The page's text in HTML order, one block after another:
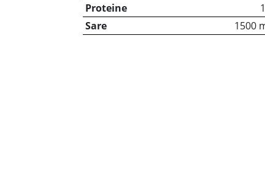
Proteine
Sare
1500